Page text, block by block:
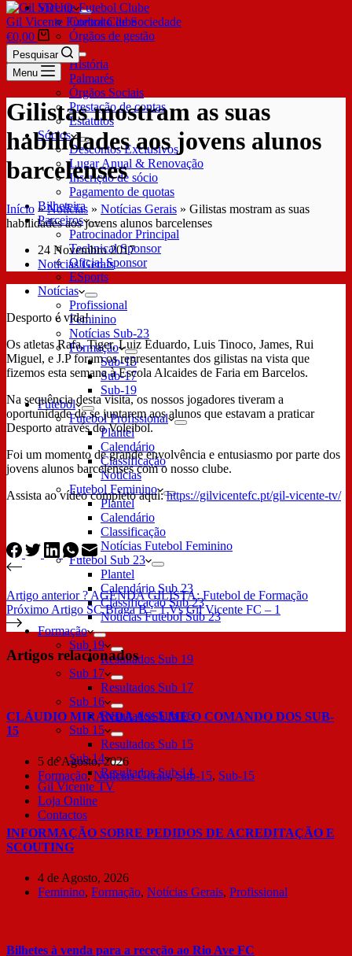
SDUQ
Contrato de Sociedade
Órgãos de gestão
Clube
História
Palmarés
Órgãos Sociais
Prestação de contas
Estatutos
Sócios
Descontos Exclusivos
Lugar Anual & Renovação
Inscrição de sócio
Pagamento de quotas
Bilheteira
Parceiros
Patrocinador Principal
Technical Sponsor
Oficial Sponsor
ESports
Notícias
Profissional
Feminino
Notícias Sub-23
Formação
Sub-15
Sub-17
Sub-19
Futebol
Futebol Profissional
Plantel
Calendário
Classificação
Notícias
Futebol Feminino
Plantel
Calendário
Classificação
Notícias Futebol Feminino
Futebol Sub 23
Plantel
Calendário Sub 23
Classificação Sub 23
Notícias Futebol Sub 23
Formação
Sub 19
Resultados Sub 19
Sub 17
Resultados Sub 17
Sub 16
Resultados Sub 16
Sub 15
Resultados Sub 15
Sub 14
Resultados Sub 14
Gil Vicente TV
Loja Online
Contactos
Gil Vicente Futebol Clube
€0,00
Pesquisar
Menu
Gilistas mostram as suas
habilidades aos jovens alunos
barcelenses
Início »Notícias » Notícias Gerais » Gilistas mostram as suas
habilidades aos jovens alunos barcelenses
24 Novembro 2017
Notícias Gerais
Desporto é vida!
Os atletas Rafa, Tiger, Luiz Eduardo, Luis Tinoco, James, Rui
Miguel, e J.P foram os representantes dos gilistas na vista que
fizemos esta semana à Escola Alcaides de Faria em Barcelos.
Na sequência desta visita, os nossos jogadores tiveram a
oportunidade de se juntarem aos alunos que estavam a praticar
Desporto através do Voleibol.
Foi um momento de grande envolvência e entusiasmo por parte dos
jovens alunos barcelenses com o nosso clube.
Assista ao vídeo completo aqui:https://gilvicentefc.pt/gil-vicente-tv/
Artigo anterior? AGENDA GILISTA: Futebol de Formação
Próximo Artigo SC Braga B – 1 Vs Gil Vicente FC – 1
Artigos relacionados
CLÁUDIO MIRANDA ASSUME O COMANDO DOS SUB-
15
5 de Agosto, 2026
Formação,Notícias Gerais,Sub-15, Sub-15
INFORMAÇÃO SOBRE PEDIDOS DE ACREDITAÇÃO E
SCOUTING
4 de Agosto, 2026
Feminino, Formação, Notícias Gerais, Profissional
Bilhetes à venda para a receção ao Rio Ave FC